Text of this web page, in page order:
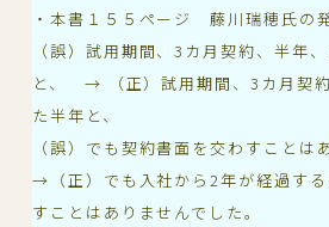
・本書１５５ページ 藤川瑞穂氏の
（誤）試用期間、3カ月契約、半年
と、 → （正）試用期間、3カ月契
た半年と、
（誤）でも契約書面を交わすこと
→（正）でも入社から2年が経過す
すことはありませんでした。